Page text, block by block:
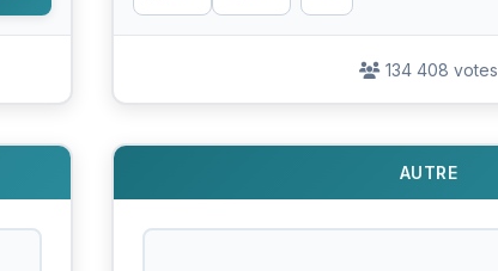
134 408 votes
AUTRE